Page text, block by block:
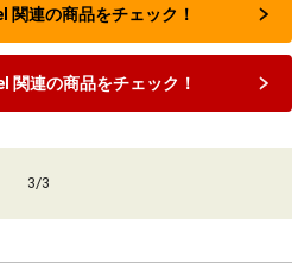
関連の商品をチェック！
関連の商品をチェック！
3/3